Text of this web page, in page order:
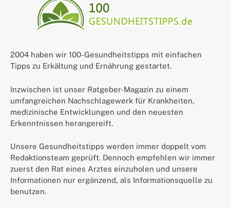
2004 haben wir 100-Gesundheitstipps mit einfachen
Tipps zu Erkältung und Ernährung gestartet.
Inzwischen ist unser Ratgeber-Magazin zu einem
umfangreichen Nachschlagewerk für Krankheiten,
medizinische Entwicklungen und den neuesten
Erkenntnissen herangereift.
Unsere Gesundheitstipps werden immer doppelt vom
Redaktionsteam geprüft. Dennoch empfehlen wir immer
zuerst den Rat eines Arztes einzuholen und unsere
Informationen nur ergänzend, als Informationsquelle zu
benutzen.